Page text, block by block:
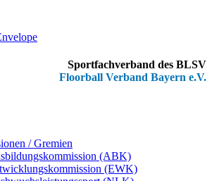
Sportfachverband des BLSV
Floorball Verband Bayern e.V.
/ Gremien
(ABK)
(EWK)